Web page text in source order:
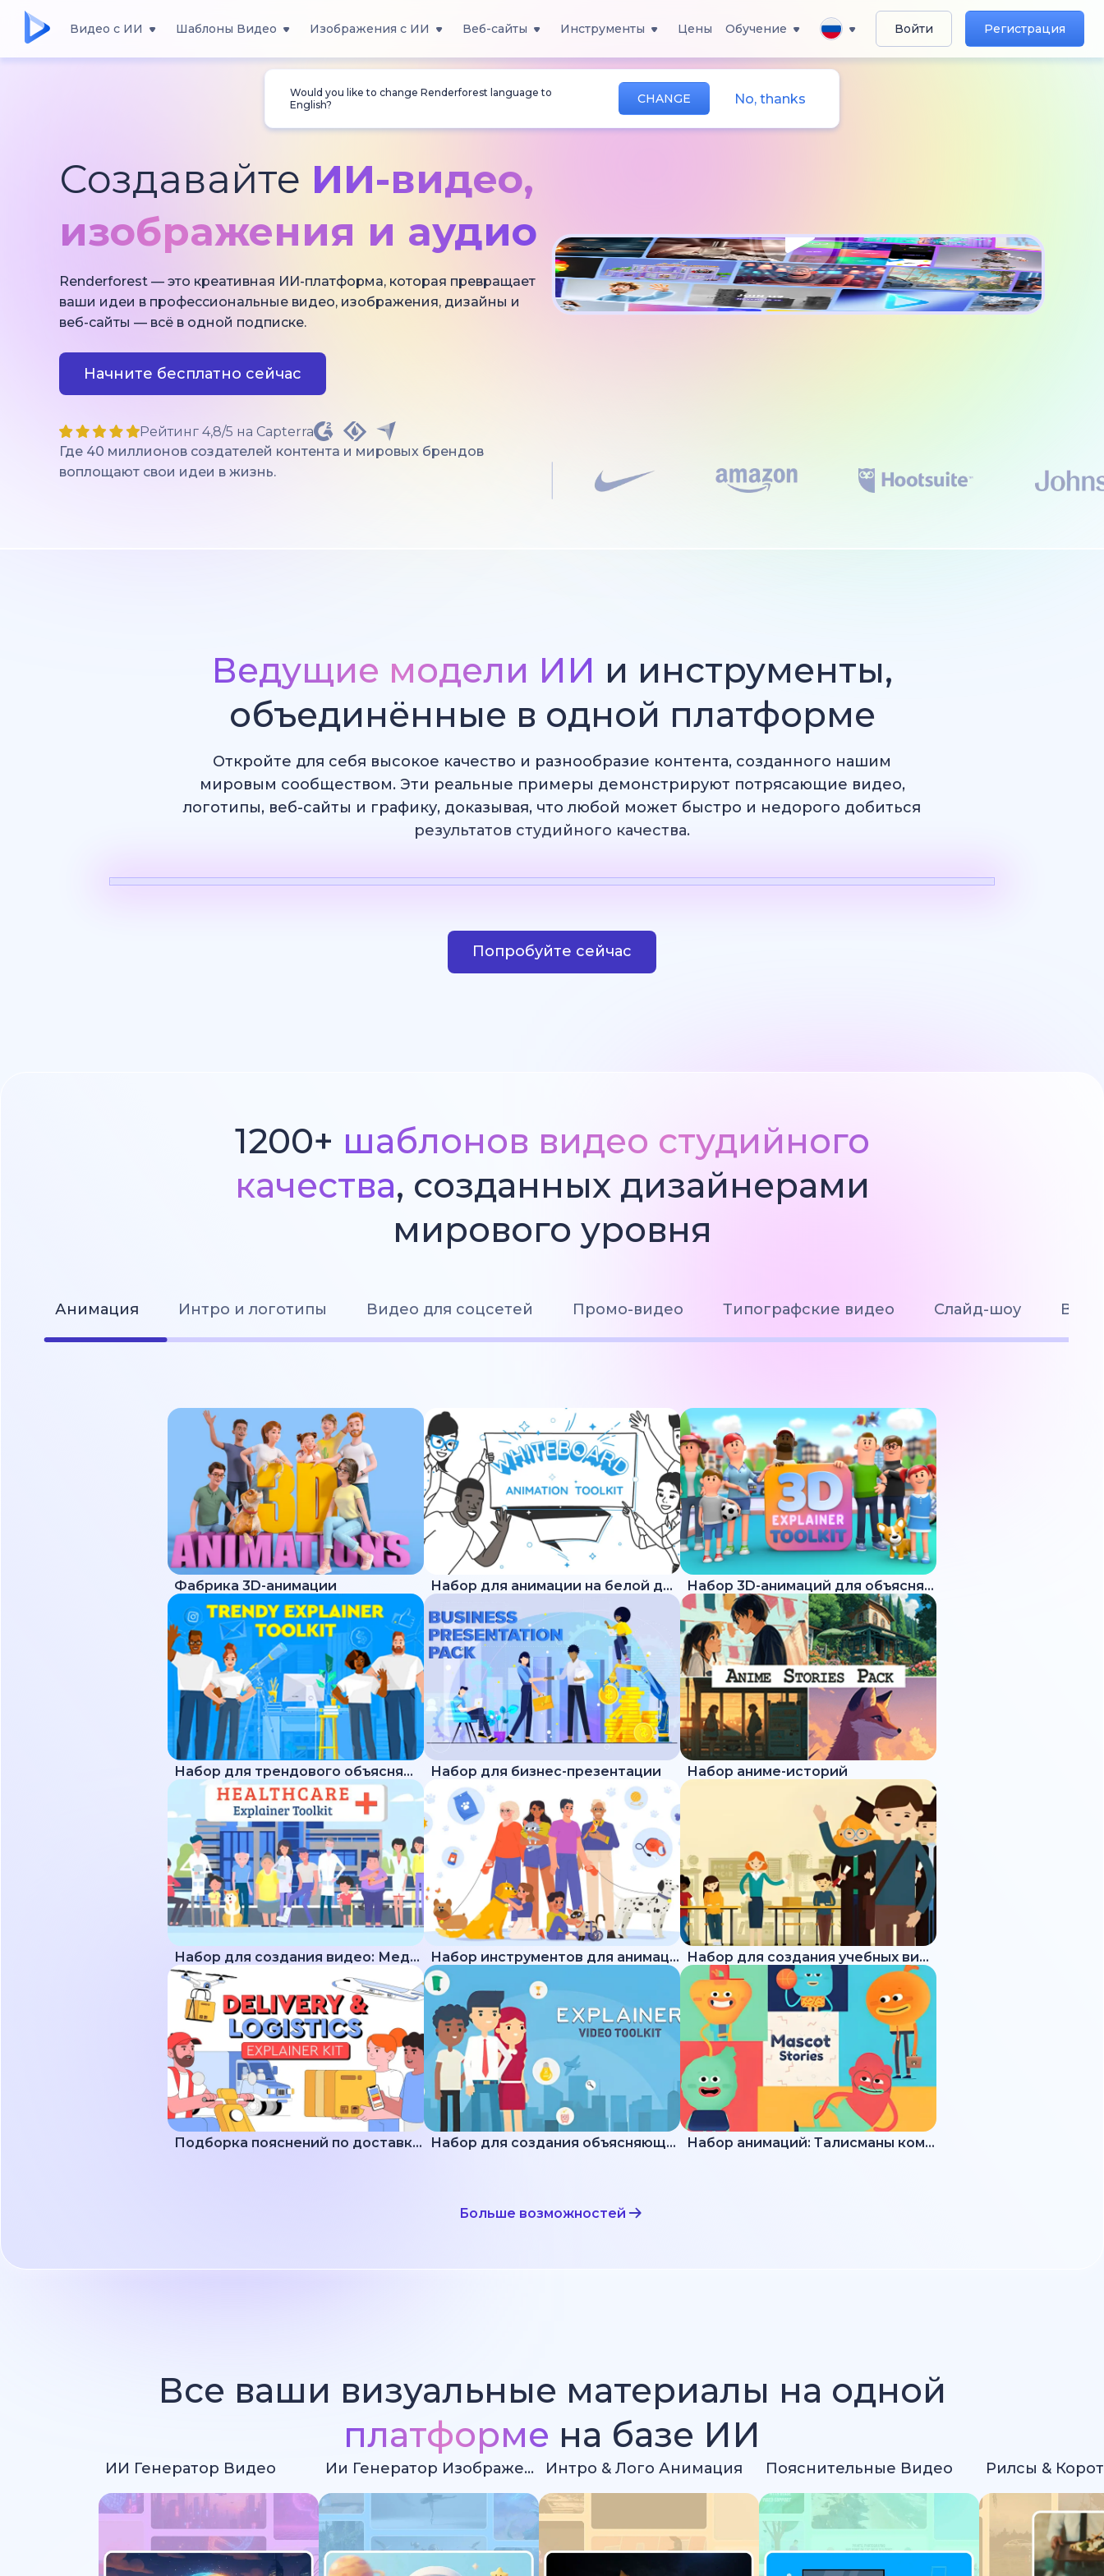
Видео с ИИ Шаблоны Видео Изображения с ИИ Веб-сайты Инструменты Цены Обучение Войти Регистрация
Would you like to change Renderforest language to
English?
CHANGE No, thanks
Создавайте ИИ-видео,
изображения и аудио
Renderforest — это креативная ИИ-платформа, которая превращает
ваши идеи в профессиональные видео, изображения, дизайны и
веб-сайты — всё в одной подписке.
Начните бесплатно сейчас
Рейтинг 4,8/5 на Capterra
Где 40 миллионов создателей контента и мировых брендов
воплощают свои идеи в жизнь.
Ведущие модели ИИ и инструменты,
объединённые в одной платформе
Откройте для себя высокое качество и разнообразие контента, созданного нашим
мировым сообществом. Эти реальные примеры демонстрируют потрясающие видео,
логотипы, веб-сайты и графику, доказывая, что любой может быстро и недорого добиться
результатов студийного качества.
Попробуйте сейчас
1200+ шаблонов видео студийного
качества, созданных дизайнерами
мирового уровня
Анимация Интро и логотипы Видео для соцсетей Промо-видео Типографские видео Слайд-шоу
Фабрика 3D-анимации Набор для анимации на белой доске Набор 3D-анимаций для объясняющих роликов
Набор для трендового объясняющего ролика Набор для бизнес-презентации Набор аниме-историй
Набор для создания видео: Медицина Набор инструментов для анимации животных Набор для создания учебных видео
Подборка пояснений по доставке и логистике Набор для создания объясняющих видео Набор анимаций: Талисманы команды
Больше возможностей
Все ваши визуальные материалы на одной
платформе на базе ИИ
ИИ Генератор Видео Ии Генератор Изображений Интро & Лого Анимация Пояснительные Видео